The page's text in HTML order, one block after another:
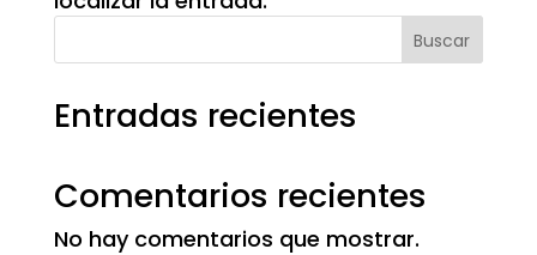
Buscar
Entradas recientes
Comentarios recientes
No hay comentarios que mostrar.